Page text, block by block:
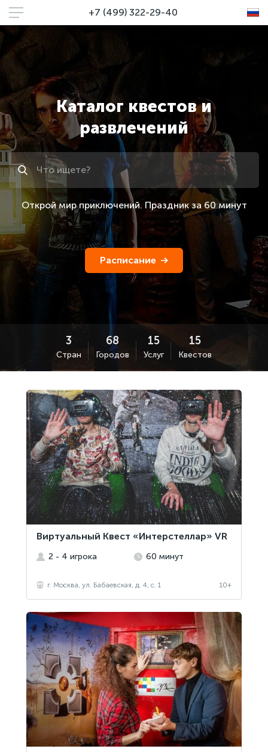
+7 (499) 322-29-40
Каталог квестов и
развлечений
Поиск
Открой мир приключений. Праздник за 60 минут
Расписание
Стран Городов Услуг Квестов
Виртуальный Квест «Интерстеллар» VR
2 - 4 игрока 60 минут
г. Москва, ул. Бабаевская, д. 4, с. 1 10+